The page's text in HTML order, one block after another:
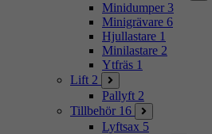
Minidumper 3
Minigrävare 6
Hjullastare 1
Minilastare 2
Ytfräs 1
Lift 2
Pallyft 2
Tillbehör 16
Lyftsax 5